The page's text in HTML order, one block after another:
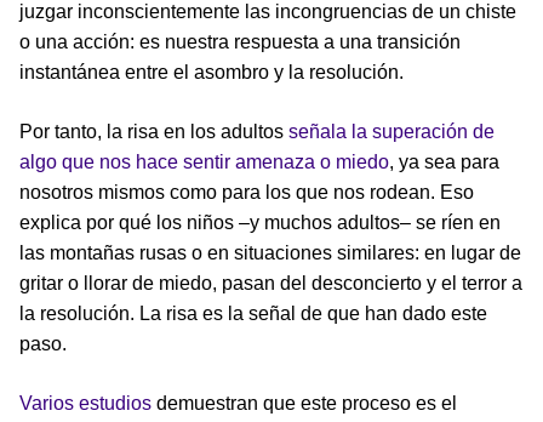
juzgar inconscientemente las incongruencias de un chiste
o una acción: es nuestra respuesta a una transición
instantánea entre el asombro y la resolución.
Por tanto, la risa en los adultos señala la superación de
algo que nos hace sentir amenaza o miedo, ya sea para
nosotros mismos como para los que nos rodean. Eso
explica por qué los niños –y muchos adultos– se ríen en
las montañas rusas o en situaciones similares: en lugar de
gritar o llorar de miedo, pasan del desconcierto y el terror a
la resolución. La risa es la señal de que han dado este
paso.
Varios estudios demuestran que este proceso es el